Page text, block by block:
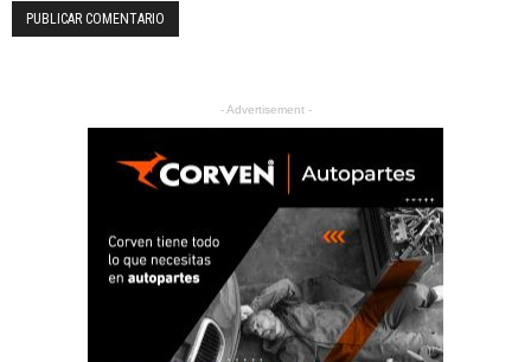
- Advertisement -